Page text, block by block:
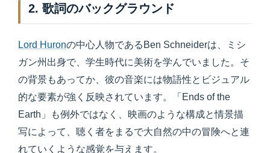
2. 歌詞のバックグラウンド
Lord Huronの中心人物であるBen Schneiderは、ミシ
ガン州出身で、学生時代に美術を学んでいました。そ
の背景もあってか、彼の音楽には物語性とビジュアル
的な要素が強く反映されています。「Ends of the
Earth」も例外ではなく、映画のような構成と情景描
写によって、聴く者をまるで大自然の中の冒険へと連
れていくような感覚を与えます。